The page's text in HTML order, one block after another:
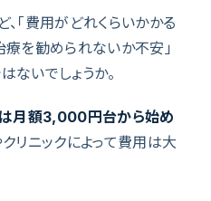
「費用がどれくらいかかる
療を勧められないか不安」
ないでしょうか。
月額3,000円台から始め
クリニックによって費用は大